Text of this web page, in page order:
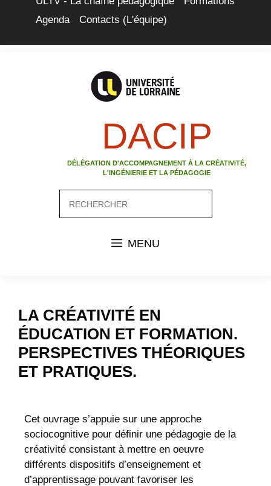
Agenda
Contacts (L'équipe)
DACIP
DÉLÉGATION D'ACCOMPAGNEMENT À LA CRÉATIVITÉ,
L'INGÉNIERIE ET LA PÉDAGOGIE
MENU
LA CRÉATIVITÉ EN
ÉDUCATION ET FORMATION.
PERSPECTIVES THÉORIQUES
ET PRATIQUES.
Cet ouvrage s’appuie sur une approche
sociocognitive pour définir une pédagogie de la
créativité consistant à mettre en oeuvre
différents dispositifs d’enseignement et
d’apprentissage pouvant favoriser les